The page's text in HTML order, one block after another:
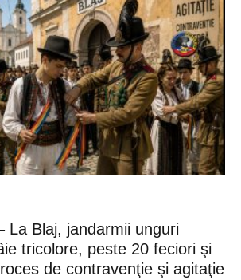
La Blaj, jandarmii unguri
tricolore, peste 20 feciori şi
de contravenţie şi agitaţie